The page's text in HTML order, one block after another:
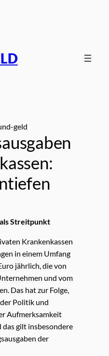
geld
Streitpunkt
Krankenkassen
in einem Umfang
jährlich, die von
und vom
Das hat zur Folge,
Politik und
Aufmerksamkeit
gilt insbesondere
der